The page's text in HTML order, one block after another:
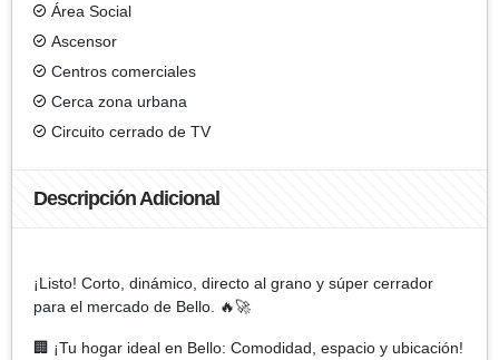
Área Social
Ascensor
Centros comerciales
Cerca zona urbana
Circuito cerrado de TV
Descripción Adicional
¡Listo! Corto, dinámico, directo al grano y súper cerrador
para el mercado de Bello. 🔥🚀
🏢 ¡Tu hogar ideal en Bello: Comodidad, espacio y ubicación!